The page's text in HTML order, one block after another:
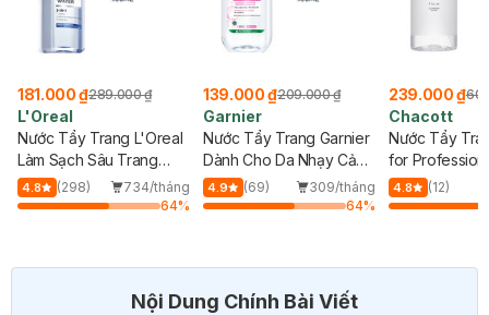
139.000 ₫209.000 ₫
Garnier
Nước Tẩy Trang Garnier
Dành Cho Da Nhạy Cảm
400ml
4.9 (69)
309/tháng
64%
239.000 ₫600.000 ₫
Chacott
Nước Tẩy Trang Chacott
for Professionals 500ml
4.8 (12)
154/tháng
64%
179.000 ₫
Evoluderm
Nước Tẩy
Evoluderm
Cảm, Kích
4.5 (4)
Nội Dung Chính Bài Viết